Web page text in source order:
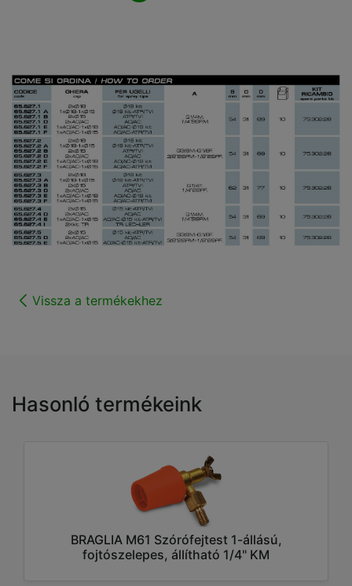
Vissza a termékekhez
Hasonló termékeink
BRAGLIA M61 Szórófejtest 1-állású,
fojtószelepes, állítható 1/4" KM